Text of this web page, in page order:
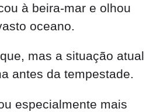
à beira-mar e olhou
oceano.
mas a situação atual
antes da tempestade.
especialmente mais